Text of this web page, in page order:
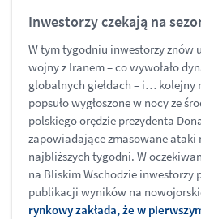
Inwestorzy czekają na
W tym tygodniu inwestorzy znów
wojny z Iranem – co wywołało
globalnych giełdach – i… kolejny
popsuło wygłoszone w nocy ze
polskiego orędzie prezydenta
zapowiadające zmasowane ataki
najbliższych tygodni. W
na Bliskim Wschodzie inwestorzy
publikacji wyników na
rynkowy zakłada, że w